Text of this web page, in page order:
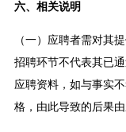
六、相关说明
（一）应聘者需对其
招聘环节不代表其已
应聘资料，如与事实
格，由此导致的后果由